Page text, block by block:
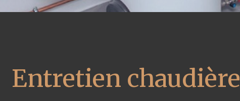
Entretien chaudière